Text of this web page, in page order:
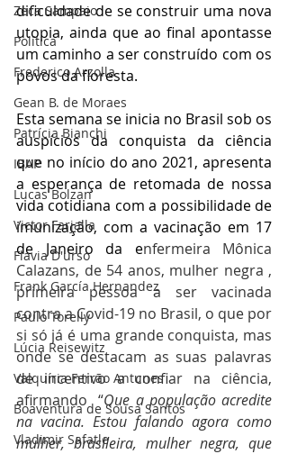
Zeca Sampaio
Política
Frederico Arzolla
Gean B. de Moraes
Patrícia Bianchi
IBAP
Lucas Bolzan
Victor Farjalla
Flavia D'urso
Frank García Hernandez
Paulo Torelly
Lúcia Reisewitz
Valquíria Ferrão Antunes
Boaventura de Sousa Santos
Vladimir Safatle
dificuldade de se construir uma nova
utopia, ainda que ao final apontasse
um caminho a ser construído com os
povos da floresta.
Esta semana se inicia no Brasil sob os
auspícios da conquista da ciência
que no início do ano 2021, apresenta
a esperança de retomada de nossa
vida cotidiana com a possibilidade de
imunização, com a vacinação em 17
de Janeiro da enfermeira Mônica
Calazans, de 54 anos, mulher negra ,
primeira pessoa a ser vacinada
contra a Covid-19 no Brasil, o que por
si só já é uma grande conquista, mas
onde se destacam as suas palavras
de incentivo a confiar na ciência,
afirmando  “Que a população acredite
na vacina. Estou falando agora como
mulher, brasileira, mulher negra, que